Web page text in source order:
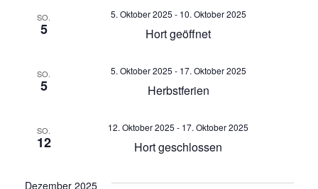
n
SO.
5 Hort geöffnet
5. Oktober 2025 - 10. Oktober 2025
SO.
5 Herbstferien
5. Oktober 2025 - 17. Oktober 2025
SO.
12 Hort geschlossen
12. Oktober 2025 - 17. Oktober 2025
Dezember 2025